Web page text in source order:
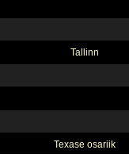
Tallinn
Texase osariik